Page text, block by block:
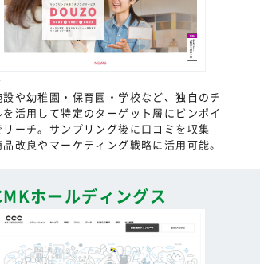
や幼稚園・保育園・学校など、独自のチ
を活用して特定のターゲット層にピンポイ
リーチ。サンプリング後に口コミを収集
品改良やマーケティング戦略に活用可能。
ホールディングス